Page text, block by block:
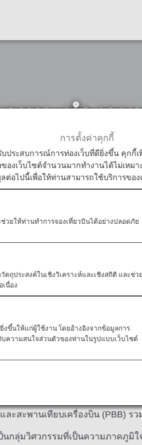
หนะทำงาน
การอัพไซเคิลยานพาหนะทำงานเ
อัพไซเคิลรถบรรทุกสายพานลำเลี
เป็นรถยนต์ไฟฟ้า โดยการปรับเป
บิน
มสามารถทางเ
มียานพาหนะเฉพาะทางอื่นๆ อีกม
รณ์สนับสนุนภาคพื้นดินของเครื่องบิ
ะสะพานเทียบเครื่องบิน (PBB) ร
กลุ่มวิศวกรรมที่เป็นความภาคภูมิ
การตั้งค่าคุกกี้
ประสบการณ์การท่องเว็บที่ดียิ่งขึ้น คุกกี้
งเว็บไซต์จำนวนมากทำงานได้ไม่เหมา
ลต่อไปนี้เพื่อให้ท่านสามารถใช้บริการขอ
วยให้ท่านทำการจองเที่ยวบินได้อย่างปลอดภัย
ถุประสงค์ในเชิงวิเคราะห์และเชิงสถิติ และช่วย
นื่อง
ขึ้นให้แก่ผู้ใช้งาน โดยอ้างอิงจากข้อมูลการ
บความสนใจส่วนตัวของท่านในรูปแบบเว็บไซต์